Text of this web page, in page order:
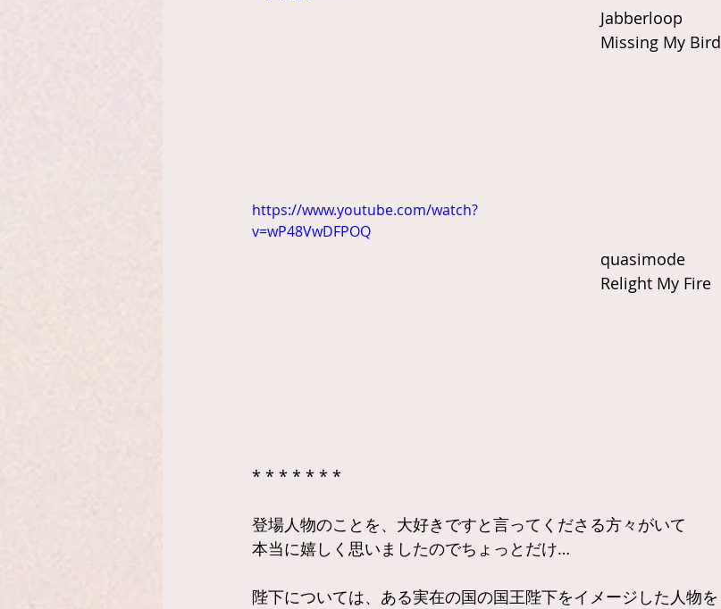
Jabberloop
Missing My Bird
https://www.youtube.com/watch?
v=wP48VwDFPOQ
quasimode
Relight My Fire
* * * * * * *
登場人物のことを、大好きですと言ってくださる方々がいて
本当に嬉しく思いましたのでちょっとだけ…
陛下については、ある実在の国の国王陛下をイメージした人物を